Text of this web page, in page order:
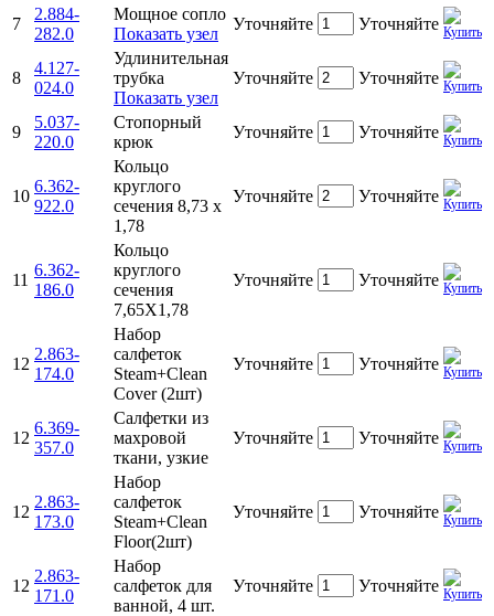
7
2.884-
282.0
Мощное сопло
Показать узел
Уточняйте Уточняйте
8
4.127-
024.0
Удлинительная
трубка
Показать узел
Уточняйте Уточняйте
9
5.037-
220.0
Стопорный
крюк
Уточняйте Уточняйте
10
6.362-
922.0
Кольцо
круглого
сечения 8,73 х
1,78
Уточняйте Уточняйте
11
6.362-
186.0
Кольцо
круглого
сечения
7,65X1,78
Уточняйте Уточняйте
12
2.863-
174.0
Набор
салфеток
Steam+Clean
Cover (2шт)
Уточняйте Уточняйте
12
6.369-
357.0
Салфетки из
махровой
ткани, узкие
Уточняйте Уточняйте
12
2.863-
173.0
Набор
салфеток
Steam+Clean
Floor(2шт)
Уточняйте Уточняйте
12
2.863-
171.0
Набор
салфеток для
ванной, 4 шт.
Уточняйте Уточняйте